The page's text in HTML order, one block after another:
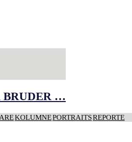
BRUDER …
KOLUMNEPORTRAITSREPORTE